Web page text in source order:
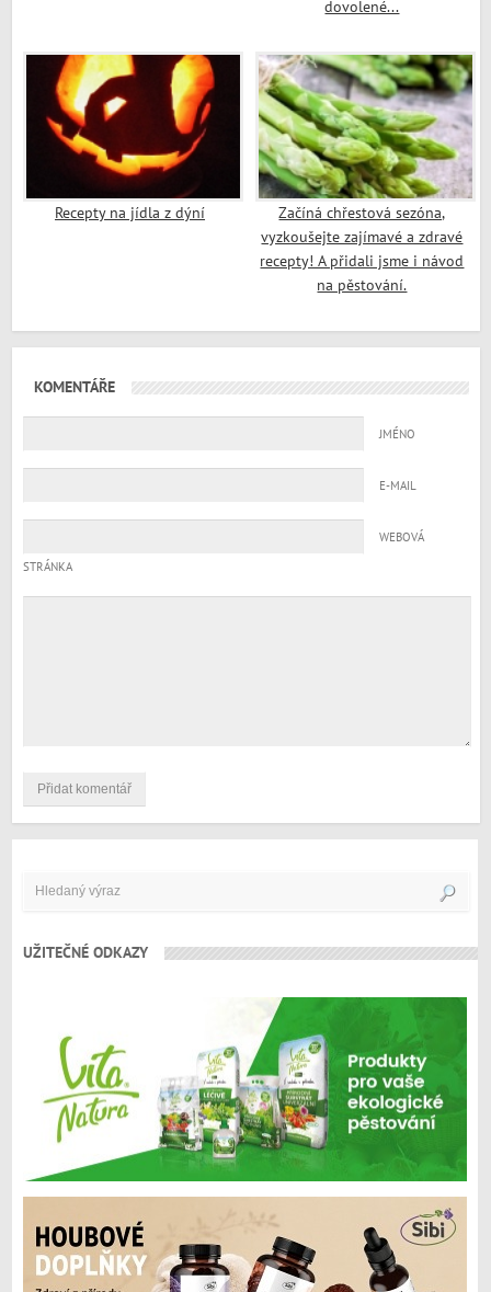
dovolené...
Recepty na jídla z dýní
Začíná chřestová sezóna,
vyzkoušejte zajímavé a zdravé
recepty! A přidali jsme i návod
na pěstování.
KOMENTÁŘE
JMÉNO
E-MAIL
WEBOVÁ
STRÁNKA
UŽITEČNÉ ODKAZY